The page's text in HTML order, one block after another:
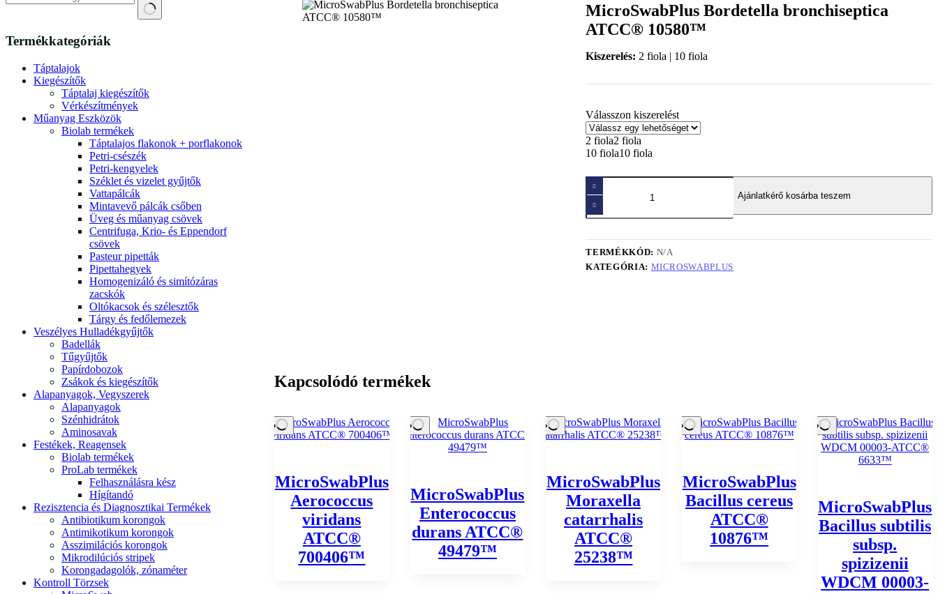
MicroSwabPlus Bordetella bronchiseptica
ATCC® 10580™
Kiszerelés: 2 fiola | 10 fiola
Válasszon kiszerelést
2 fiola2 fiola
10 fiola10 fiola
Ajánlatkérő kosárba teszem
TERMÉKKÓD: N/A
KATEGÓRIA: MICROSWABPLUS
Kapcsolódó termékek
MicroSwabPlus
Aerococcus
viridans
ATCC®
700406™
MicroSwabPlus
Enterococcus
durans ATCC®
49479™
MicroSwabPlus
Moraxella
catarrhalis
ATCC®
25238™
MicroSwabPlus
Bacillus cereus
ATCC®
10876™
MicroSwabPlus
Bacillus subtilis
subsp.
spizizenii
WDCM 00003-
Termékkategóriák
Táptalajok
Kiegészítők
Táptalaj kiegészítők
Vérkészítmények
Műanyag Eszközök
Biolab termékek
Táptalajos flakonok + porflakonok
Petri-csészék
Petri-kengyelek
Széklet és vizelet gyűjtők
Vattapálcák
Mintavevő pálcák csőben
Üveg és műanyag csövek
Centrifuga, Krio- és Eppendorf
csövek
Pasteur pipetták
Pipettahegyek
Homogenizáló és simítózáras
zacskók
Oltókacsok és szélesztők
Tárgy és fedőlemezek
Veszélyes Hulladékgyűjtők
Badellák
Tűgyűjtők
Papírdobozok
Zsákok és kiegészítők
Alapanyagok, Vegyszerek
Alapanyagok
Szénhidrátok
Aminosavak
Festékek, Reagensek
Biolab termékek
ProLab termékek
Felhasználásra kész
Hígítandó
Rezisztencia és Diagnosztikai Termékek
Antibiotikum korongok
Antimikotikum korongok
Asszimilációs korongok
Mikrodilúciós stripek
Korongadagolók, zónaméter
Kontroll Törzsek